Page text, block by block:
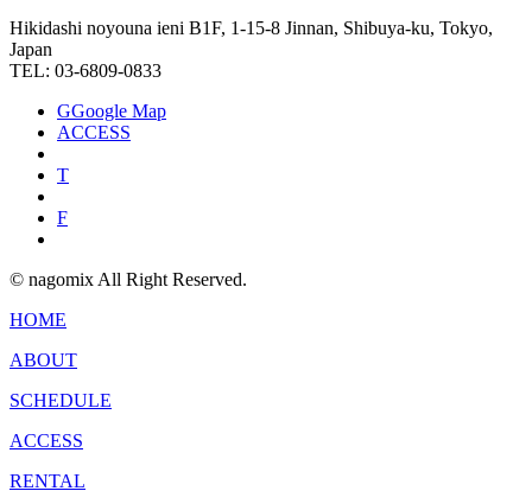
Hikidashi noyouna ieni B1F, 1-15-8 Jinnan, Shibuya-ku, Tokyo,
Japan
TEL: 03-6809-0833
GGoogle Map
ACCESS
T
F
© nagomix All Right Reserved.
HOME
ABOUT
SCHEDULE
ACCESS
RENTAL